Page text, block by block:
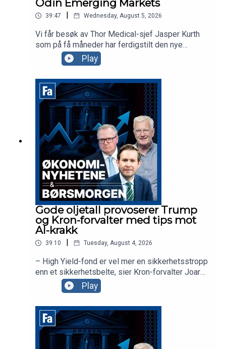
Odin Emerging Markets
39:47 Wednesday, August 5, 2026
Vi får besøk av Thor Medical-sjef Jasper Kurth
som på få måneder har ferdigstilt den nye
fabrikken på Herøya og levert første kundeordre.
Odin-forvalter Dan Erik Glover forklarer hvorfor
«fremvoksende økonomier»-fond i dag i praksis
er techfond og aksjekommentator Karl Johan
Molnes minner oss om at det er mer AI og
telekom enn Space i SpaceX.
Play
Gode oljetall provoserer Trump
og Kron-forvalter med tips mot
AI-krakk
39:10 Tuesday, August 4, 2026
– High Yield-fond er vel mer en sikkerhetsstropp
enn et sikkerhetsbelte, sier Kron-forvalter Joar
Hagatun som diskuterer strategier for de som er
redd for et AI-krakk. Sammen med
aksjekommentator Karl Johan Molnes ser vi
nærmere på dagens nyheter, inkludert ferske tall
fra BP og kursfallet i Norse.
Play